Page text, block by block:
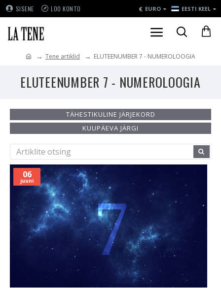
SISENE LOO KONTO € EURO EESTI KEEL
Tene artiklid ELUTEENUMBER 7 - NUMEROLOOGIA
ELUTEENUMBER 7 - NUMEROLOOGIA
TÄHESTIKULINE JÄRJEKORD
KUUPÄEVA JÄRGI
06
juuni